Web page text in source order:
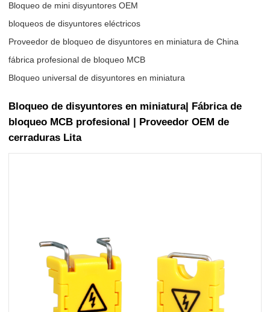
Bloqueo de mini disyuntores OEM
bloqueos de disyuntores eléctricos
Proveedor de bloqueo de disyuntores en miniatura de China
fábrica profesional de bloqueo MCB
Bloqueo universal de disyuntores en miniatura
Bloqueo de disyuntores en miniatura| Fábrica de
bloqueo MCB profesional | Proveedor OEM de
cerraduras Lita